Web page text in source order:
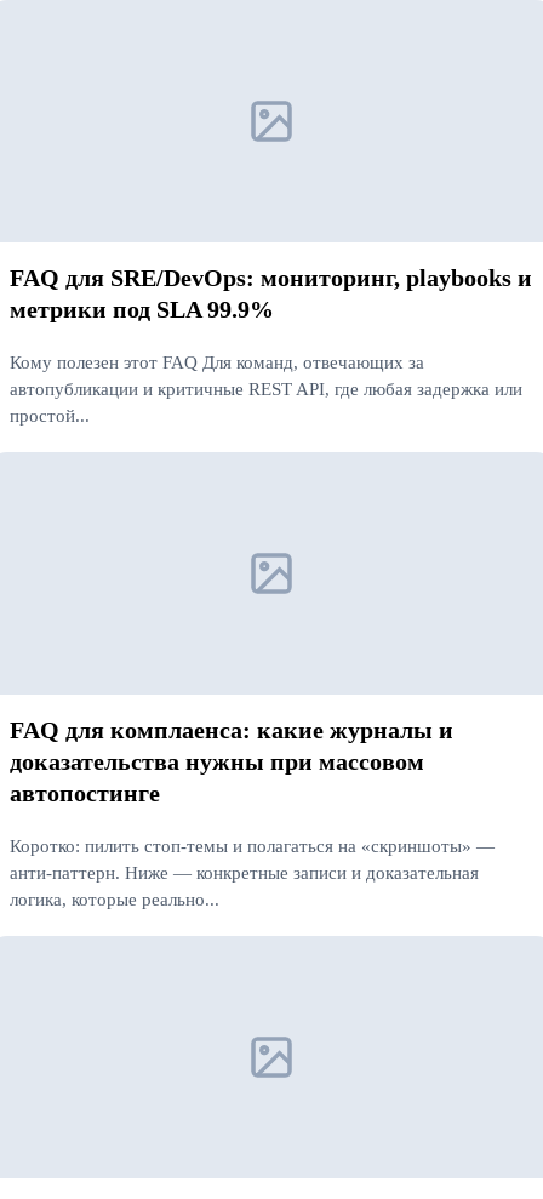
FAQ для SRE/DevOps: мониторинг, playbooks и
метрики под SLA 99.9%
Кому полезен этот FAQ Для команд, отвечающих за
автопубликации и критичные REST API, где любая задержка или
простой...
FAQ для комплаенса: какие журналы и
доказательства нужны при массовом
автопостинге
Коротко: пилить стоп‑темы и полагаться на «скриншоты» —
анти‑паттерн. Ниже — конкретные записи и доказательная
логика, которые реально...